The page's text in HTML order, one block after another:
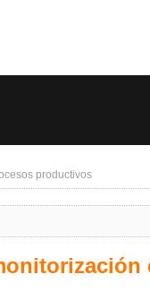
productivos